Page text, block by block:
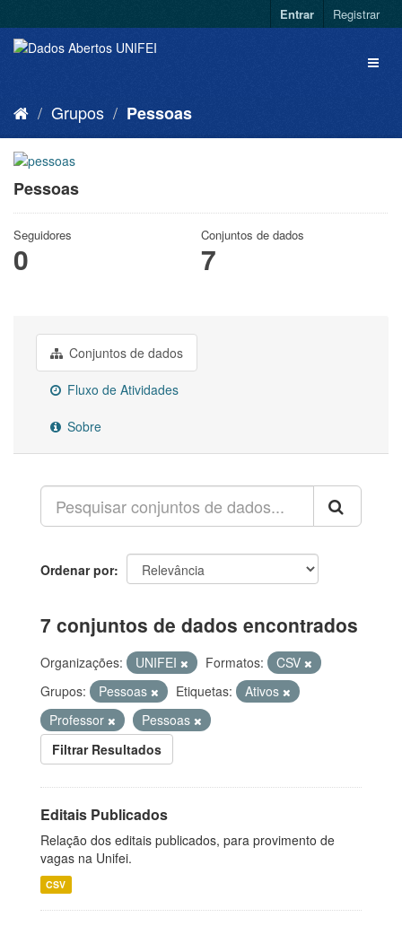
Entrar Registrar
Grupos Pessoas
Pessoas
Seguidores
0
Conjuntos de dados
7
Conjuntos de dados
Fluxo de Atividades
Sobre
Ordenar por
7 conjuntos de dados encontrados
Organizações: UNIFEI Formatos:
CSV
Grupos:
Pessoas Etiquetas:
Ativos
Professor
Pessoas
Filtrar Resultados
Editais Publicados
Relação dos editais publicados, para provimento de
vagas na Unifei.
CSV